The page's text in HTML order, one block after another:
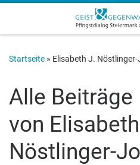
Zum Inhalt springen
Startseite » Elisabeth J.
Alle Beiträge
von
Nöstlinger-